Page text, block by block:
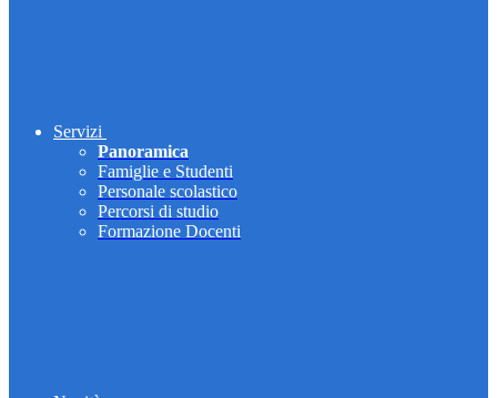
Servizi
Panoramica
Famiglie e Studenti
Personale scolastico
Percorsi di studio
Formazione Docenti